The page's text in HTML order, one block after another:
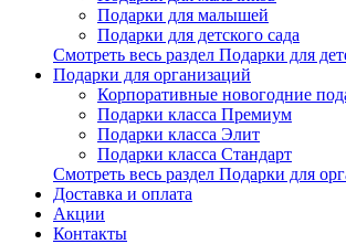
Подарки для малышей
Подарки для детского сада
Смотреть весь раздел Подарки для
Подарки для организаций
Корпоративные новогодние
Подарки класса Премиум
Подарки класса Элит
Подарки класса Стандарт
Смотреть весь раздел Подарки для
Доставка и оплата
Акции
Контакты